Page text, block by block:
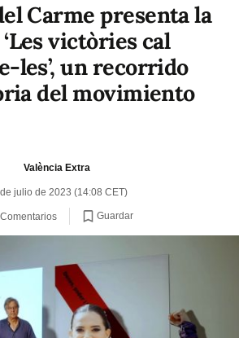
Carme presenta la
victòries cal
les’, un recorrido
del movimiento
València Extra
julio de 2023 (14:08 CET)
Comentarios Guardar